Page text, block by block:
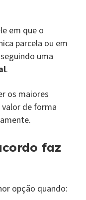
em que o
parcela ou em
uma
.
os maiores
de forma
faz
opção quando: